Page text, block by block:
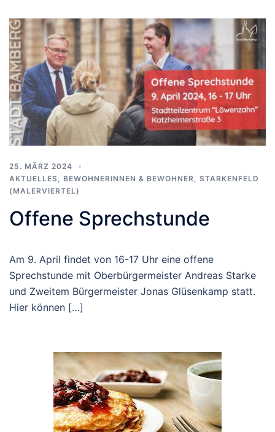
25. MÄRZ 2024
AKTUELLES
BEWOHNERINNEN & BEWOHNER
STARKENFELD
(MALERVIERTEL)
Offene Sprechstunde
Am 9. April findet von 16-17 Uhr eine offene
Sprechstunde mit Oberbürgermeister Andreas Starke
und Zweitem Bürgermeister Jonas Glüsenkamp statt.
Hier können […]